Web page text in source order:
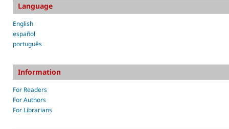
Language
English
español
português
Information
For Readers
For Authors
For Librarians